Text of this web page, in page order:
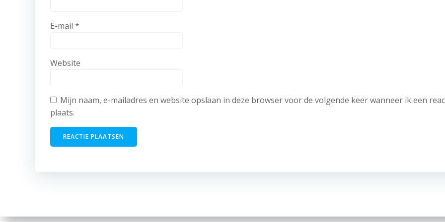
E-mail *
Website
Mijn naam, e-mailadres en website opslaan in deze browser voor de volgende keer wanneer ik een
plaats.